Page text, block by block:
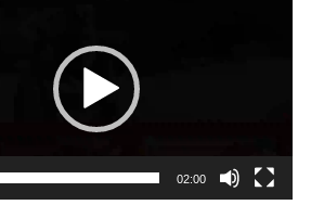
02:00